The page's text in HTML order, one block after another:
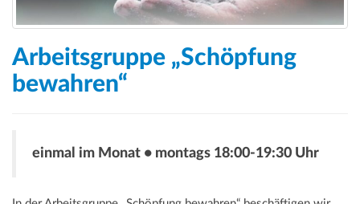
Arbeitsgruppe „Schöpfung
bewahren“
einmal im Monat • montags 18:00-19:30 Uhr